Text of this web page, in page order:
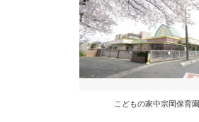
こどもの家中宗岡保育園